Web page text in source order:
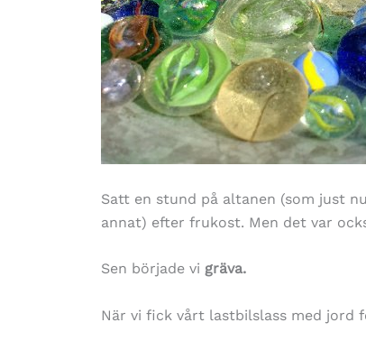
Satt en stund på altanen (som just
annat) efter frukost. Men det var
Sen började vi gräva.
När vi fick vårt lastbilslass med jord